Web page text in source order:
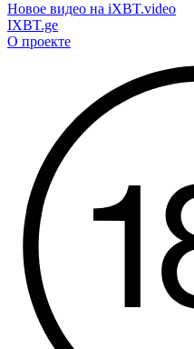
Новое видео на iXBT.video
IXBT.ge
О проекте